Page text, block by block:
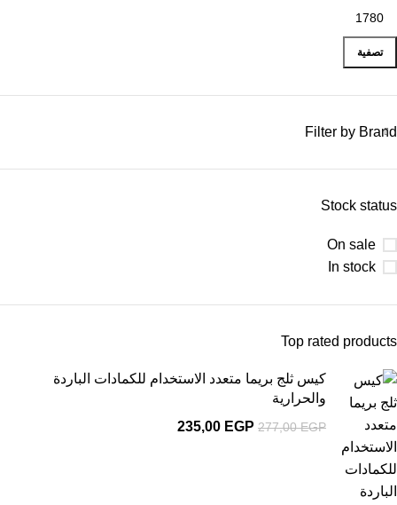
تصفية
Filter by Brand
Stock status
On sale
In stock
Top rated products
كيس ثلج بريما متعدد الاستخدام للكمادات الباردة
والحرارية
277,00EGP
235,00 EGP